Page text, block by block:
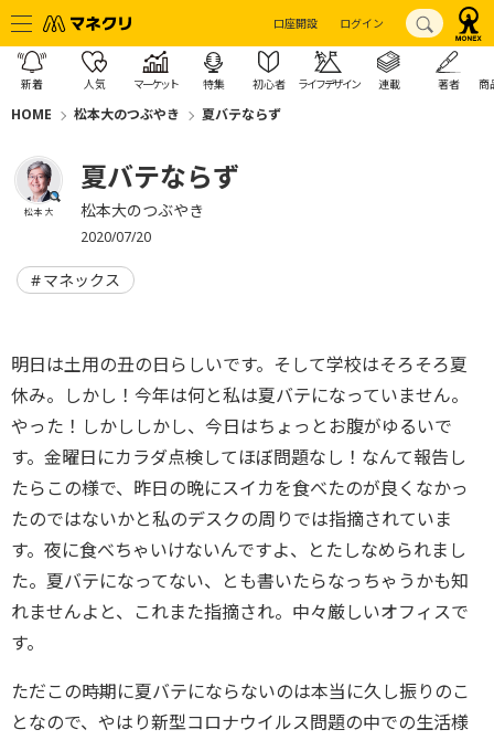
口座開設 ログイン
新着 人気 マーケット 特集 初心者 ライフデザイン 連載 著者 商
HOME 松本大のつぶやき 夏バテならず
松本 大
夏バテならず
松本大のつぶやき
2020/07/20
マネックス
明日は土用の丑の日らしいです。そして学校はそろそろ夏
休み。しかし！今年は何と私は夏バテになっていません。
やった！しかししかし、今日はちょっとお腹がゆるいで
す。金曜日にカラダ点検してほぼ問題なし！なんて報告し
たらこの様で、昨日の晩にスイカを食べたのが良くなかっ
たのではないかと私のデスクの周りでは指摘されていま
す。夜に食べちゃいけないんですよ、とたしなめられまし
た。夏バテになってない、とも書いたらなっちゃうかも知
れませんよと、これまた指摘され。中々厳しいオフィスで
す。
ただこの時期に夏バテにならないのは本当に久し振りのこ
となので、やはり新型コロナウイルス問題の中での生活様